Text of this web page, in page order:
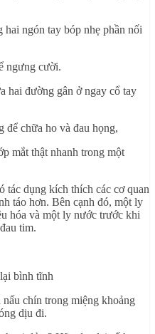
ngón tay bóp nhẹ phần nối
ngưng cười.
hai đường gân ở ngay cổ tay
để chữa ho và đau họng,
mắt thật nhanh trong một
tác dụng kích thích các cơ quan
táo hơn. Bên cạnh đó, một ly
hóa và một ly nước trước khi
tim.
bình tĩnh
chín trong miệng khoảng
dịu đi.